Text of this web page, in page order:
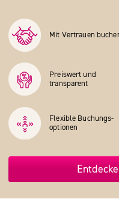
Mit Vertrauen
Preiswert und
transparent
Flexible Buchungs­
optionen